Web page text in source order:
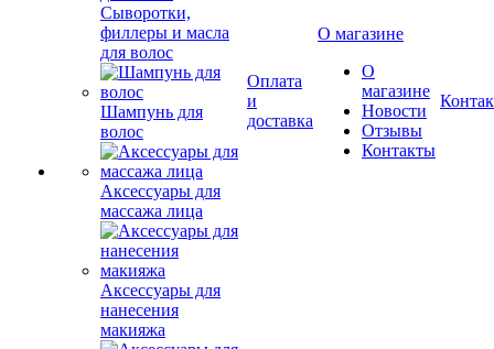
Сыворотки,
филлеры и масла
для волос
Шампунь для
волос
Аксессуары для
массажа лица
Аксессуары для
нанесения
макияжа
Оплата
и
доставка
О магазине
О
магазине
Новости
Отзывы
Контакты